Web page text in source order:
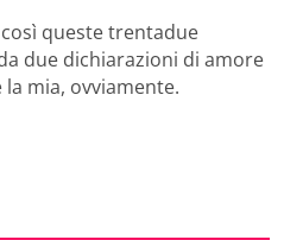
queste trentadue
due dichiarazioni di amore
mia, ovviamente.